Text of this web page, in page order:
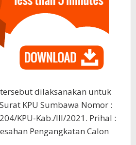
dilaksanakan untuk
KPU Sumbawa Nomor :
KPU-Kab./III/2021. Prihal :
Pengangkatan Calon